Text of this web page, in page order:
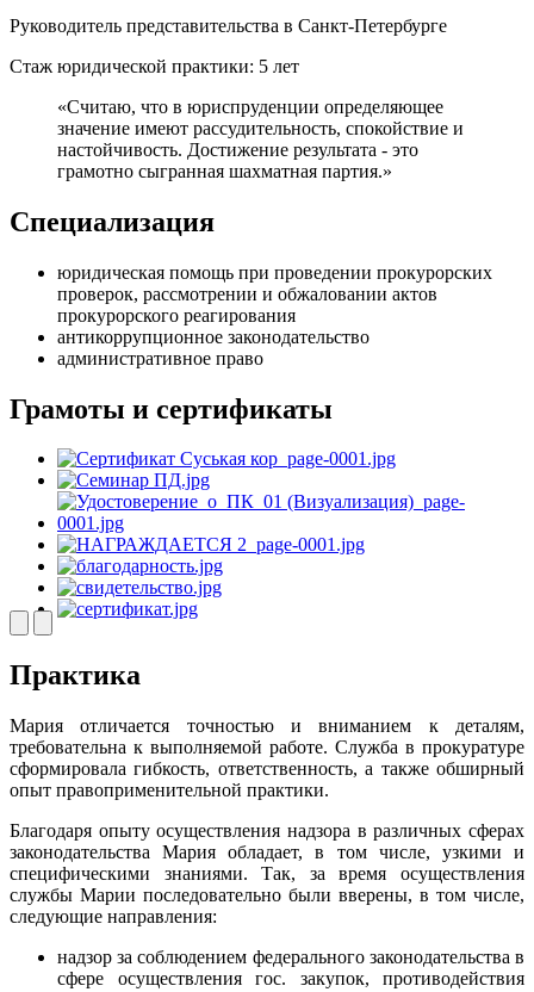
Руководитель представительства в Санкт-Петербурге
Стаж юридической практики: 5 лет
«Считаю, что в юриспруденции определяющее
значение имеют рассудительность, спокойствие и
настойчивость. Достижение результата - это
грамотно сыгранная шахматная партия.»
Специализация
юридическая помощь при проведении прокурорских
проверок, рассмотрении и обжаловании актов
прокурорского реагирования
антикоррупционное законодательство
административное право
Грамоты и сертификаты
Практика
Мария отличается точностью и вниманием к деталям,
требовательна к выполняемой работе. Служба в прокуратуре
сформировала гибкость, ответственность, а также обширный
опыт правоприменительной практики.
Благодаря опыту осуществления надзора в различных сферах
законодательства Мария обладает, в том числе, узкими и
специфическими знаниями. Так, за время осуществления
службы Марии последовательно были вверены, в том числе,
следующие направления:
надзор за соблюдением федерального законодательства в
сфере осуществления гос. закупок, противодействия